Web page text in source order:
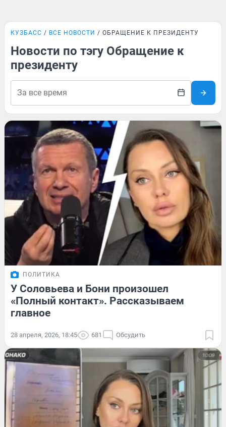
КУЗБАСС ВСЕ НОВОСТИ ОБРАЩЕНИЕ К ПРЕЗИДЕНТУ
Новости по тэгу Обращение к
президенту
ПОЛИТИКА
У Соловьева и Бони произошел
«Полный контакт». Рассказываем
главное
28 апреля, 2026, 18:45 681 Обсудить